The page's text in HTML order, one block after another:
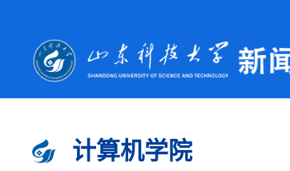
计算机学院